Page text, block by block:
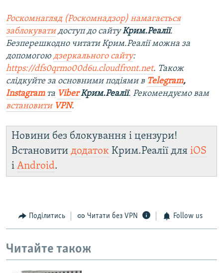
Роскомнагляд (Роскомнадзор) намагається
заблокуватидоступ до сайтуКрим.Реалії.
Безперешкодно читати Крим.Реалії можна за
допомогою дзеркального сайту:
https://dfs0qrmo00d6u.cloudfront.net. Також
слідкуйте за основними подіями в Telegram,
Instagramта ViberКрим.Реалії. Рекомендуємо вам
встановити VPN.
Новини без блокування і цензури!
Встановити додаток Крим.Реалії для iOS
і Android.
Поділитись Читати без VPN Follow us
Читайте також